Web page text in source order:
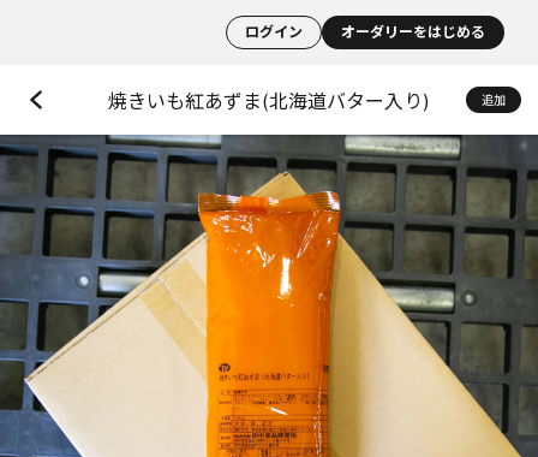
ログイン オーダリーをはじめる
焼きいも紅あずま(北海道バター入り) 追加